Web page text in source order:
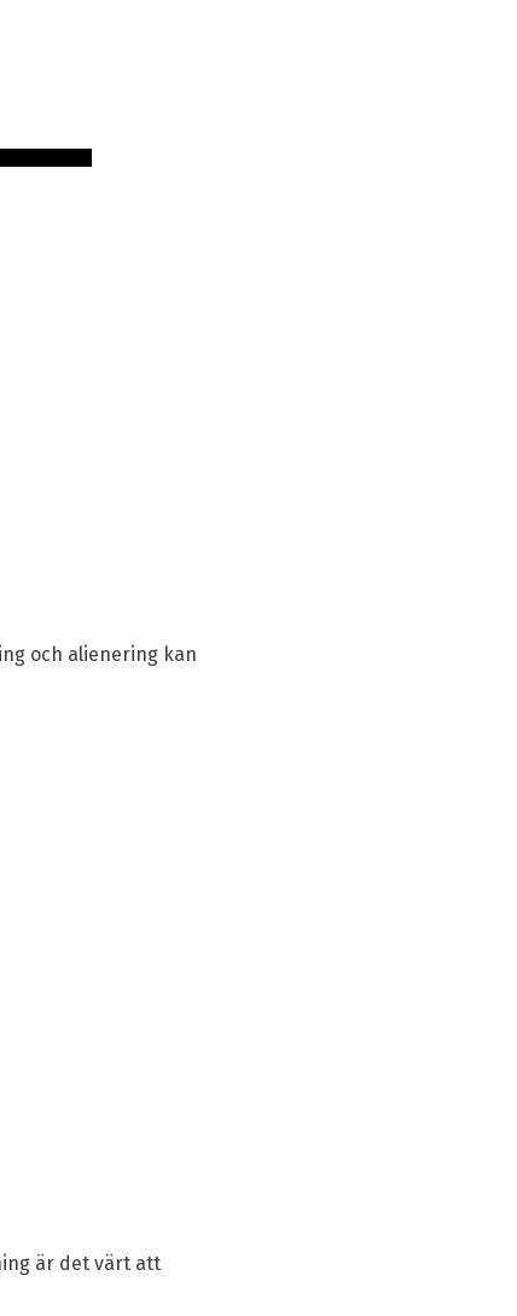
och alienering kan
är det värt att